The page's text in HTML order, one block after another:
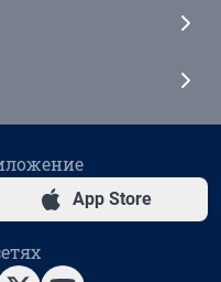
App Store